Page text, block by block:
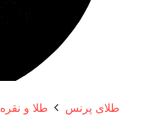
طلای پرنس طلا و نقره